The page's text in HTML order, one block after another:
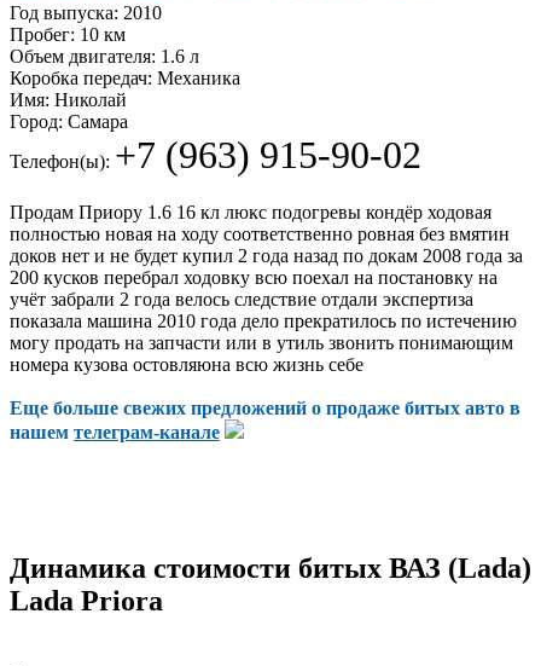
Год выпуска: 2010
Пробег: 10 км
Объем двигателя: 1.6 л
Коробка передач: Механика
Имя: Николай
Город: Самара
Телефон(ы): +7 (963) 915-90-02
Продам Приору 1.6 16 кл люкс подогревы кондёр ходовая
полностью новая на ходу соответственно ровная без вмятин
доков нет и не будет купил 2 года назад по докам 2008 года за
200 кусков перебрал ходовку всю поехал на постановку на
учёт забрали 2 года велось следствие отдали экспертиза
показала машина 2010 года дело прекратилось по истечению
могу продать на запчасти или в утиль звонить понимающим
номера кузова остовляюна всю жизнь себе
Еще больше свежих предложений о продаже битых авто в
нашем телеграм-канале
Динамика стоимости битых ВАЗ (Lada)
Lada Priora